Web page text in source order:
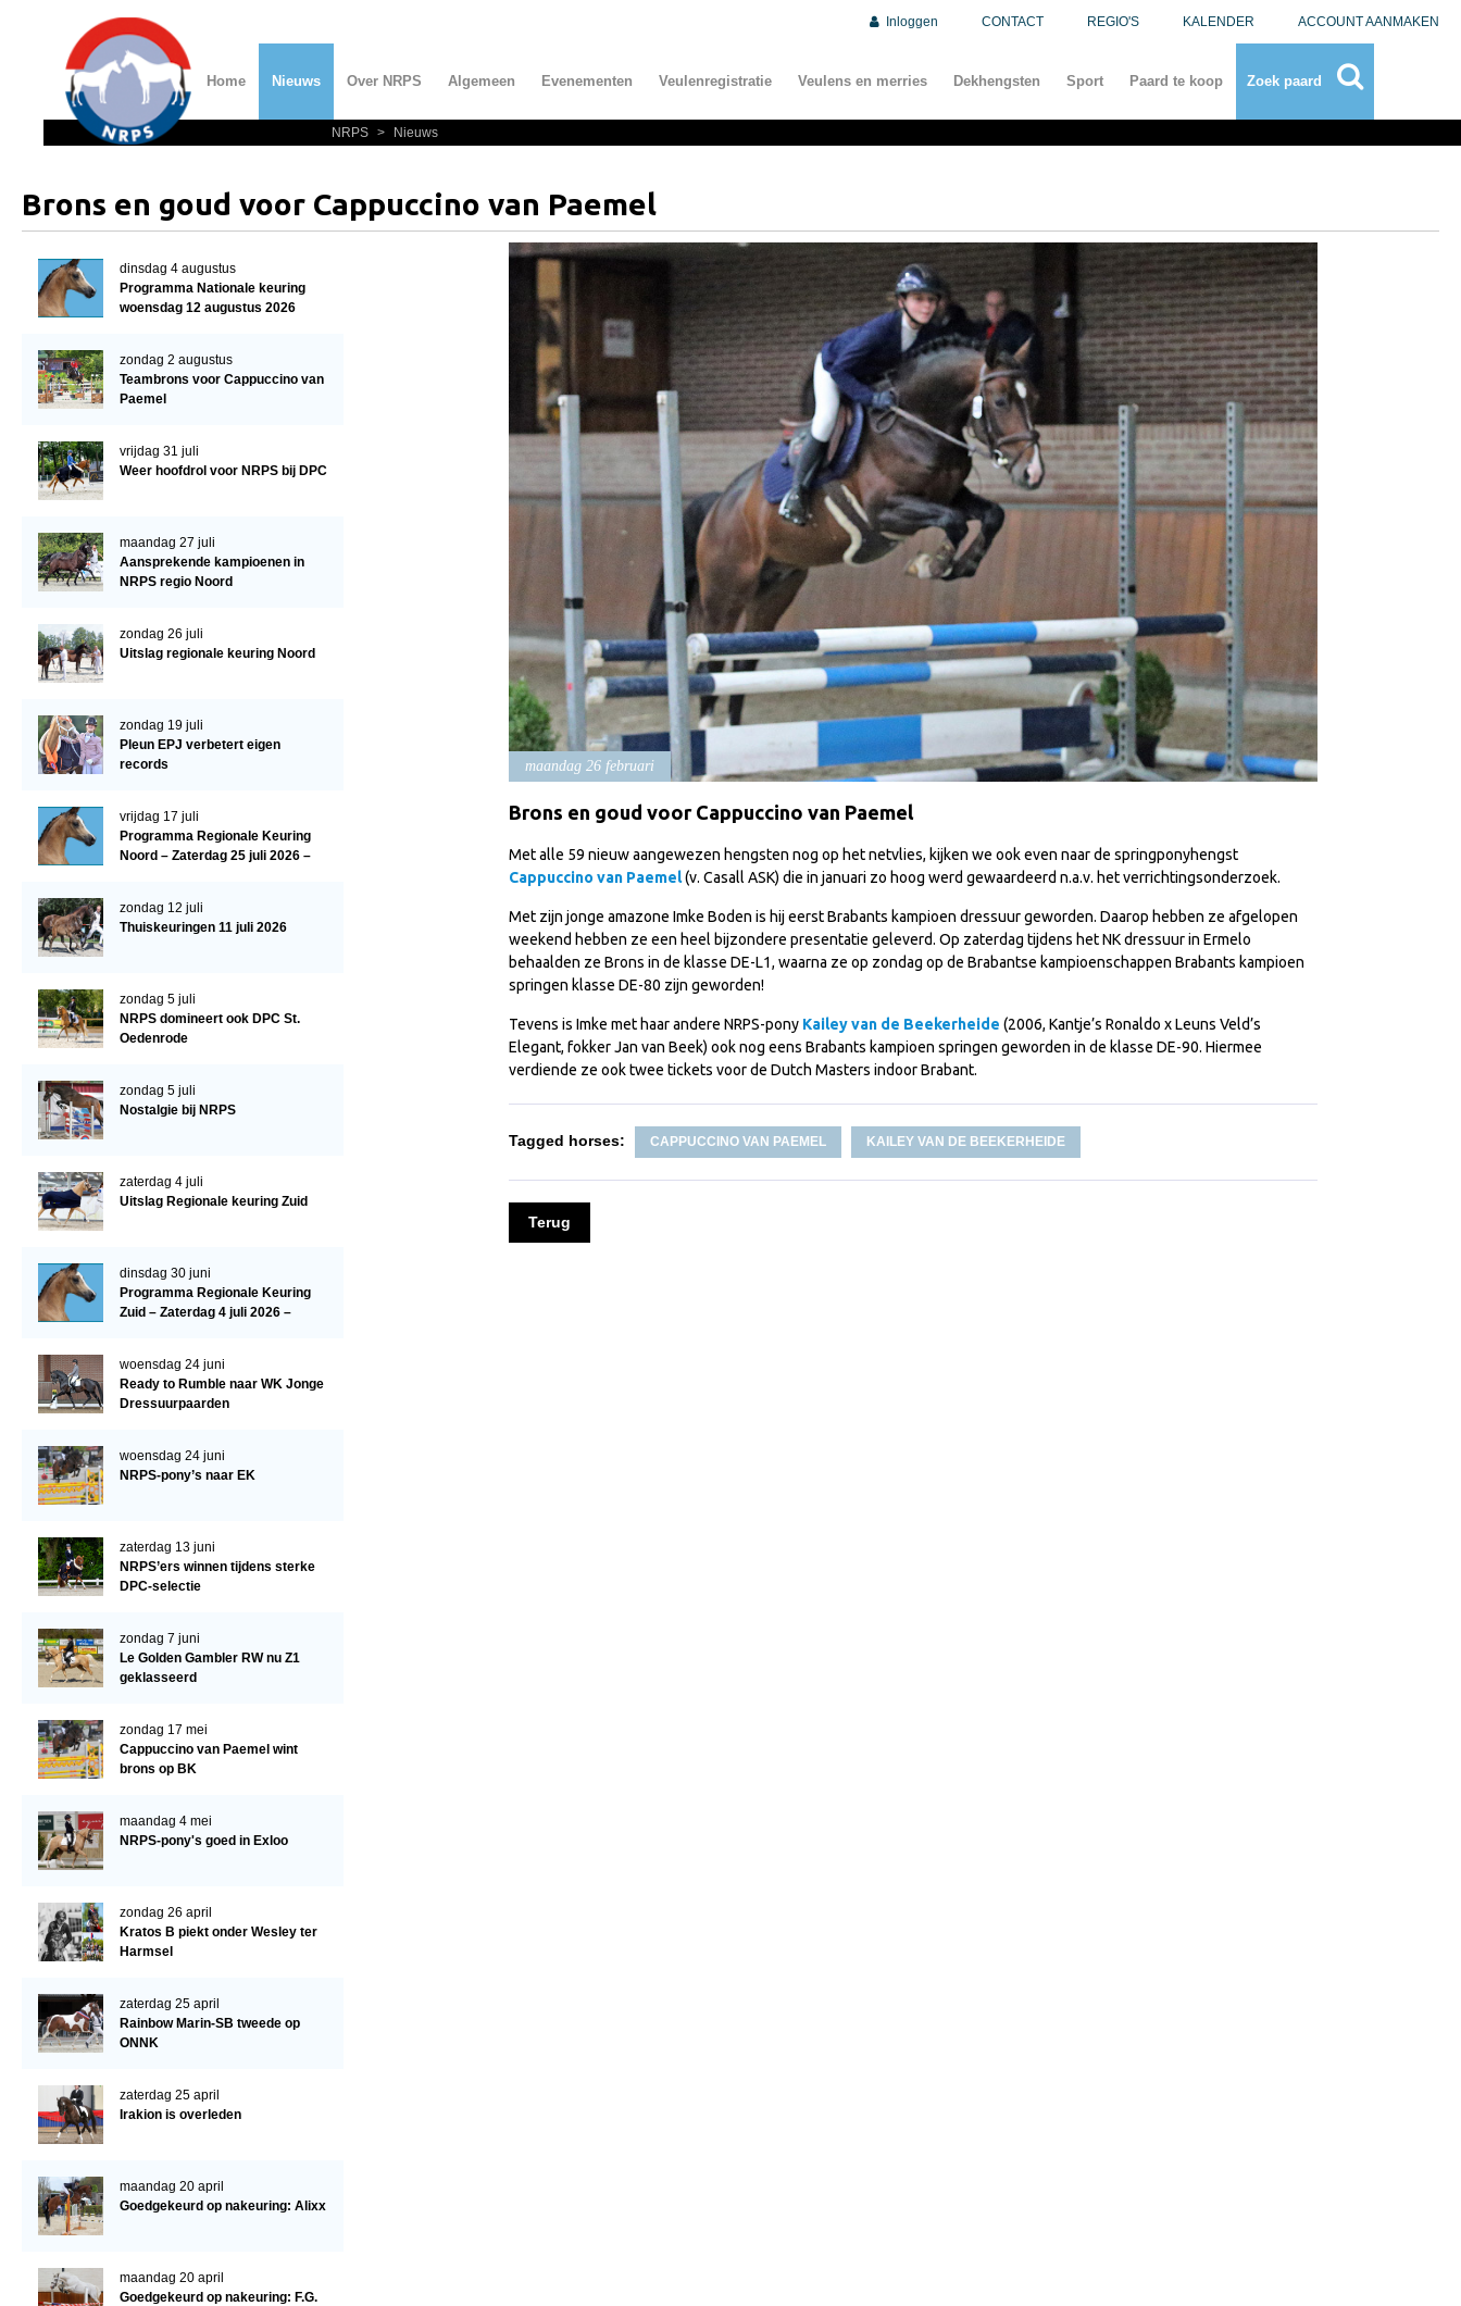
Inloggen CONTACT REGIO'S KALENDER ACCOUNT AANMAKEN
Home Nieuws Over NRPS Algemeen Evenementen Veulenregistratie Veulens en merries Dekhengsten Sport Paard te koop Zoek paard
Over NRPS
Lidmaatschap NRPS
Lid worden
Statuten en reglementen
Privacyverklaring
Algemeen
Import registratie
Veulenregistratie
I&R Registratie
Informatie overschrijven paspoort
Animal Health Regulation
Marktplaats
Tarievenlijst
Veel gestelde vragen
Webshop
NRPS Select Sale
Hengstenkeuring
Late Veulenkeuring
Wereldkampioenschap Jonge Paarden
Evenementen
Arabissimo
Veulenregistratie
Veulens en merries
Zoek een NRPS paard
Informatie aan je paard of pony toevoegen
Onze fokkerij
Fokkerij informatie
Fokprogramma's en registratie
Veulen registratie
Predicaten
Cornage
WBSFH
Zoek een hengst
Hengstenselectie
Informatie Hengstenkeuring
Verrichtingsonderzoek NRPS
NRPS > Nieuws
Brons en goud voor Cappuccino van Paemel
maandag 26 februari
Brons en goud voor Cappuccino van Paemel
Met alle 59 nieuw aangewezen hengsten nog op het netvlies, kijken we ook even naar de springponyhengst
Cappuccino van Paemel(v. Casall ASK) die in januari zo hoog werd gewaardeerd n.a.v. het verrichtingsonderzoek.
Met zijn jonge amazone Imke Boden is hij eerst Brabants kampioen dressuur geworden. Daarop hebben ze afgelopen
weekend hebben ze een heel bijzondere presentatie geleverd. Op zaterdag tijdens het NK dressuur in Ermelo
behaalden ze Brons in de klasse DE-L1, waarna ze op zondag op de Brabantse kampioenschappen Brabants kampioen
springen klasse DE-80 zijn geworden!
Tevens is Imke met haar andere NRPS-pony Kailey van de Beekerheide (2006, Kantje’s Ronaldo x Leuns Veld’s
Elegant, fokker Jan van Beek) ook nog eens Brabants kampioen springen geworden in de klasse DE-90. Hiermee
verdiende ze ook twee tickets voor de Dutch Masters indoor Brabant.
Tagged horses: CAPPUCCINO VAN PAEMEL KAILEY VAN DE BEEKERHEIDE
Terug
dinsdag 4 augustus
Programma Nationale keuring
woensdag 12 augustus 2026
zondag 2 augustus
Teambrons voor Cappuccino van
Paemel
vrijdag 31 juli
Weer hoofdrol voor NRPS bij DPC
maandag 27 juli
Aansprekende kampioenen in
NRPS regio Noord
zondag 26 juli
Uitslag regionale keuring Noord
zondag 19 juli
Pleun EPJ verbetert eigen
records
vrijdag 17 juli
Programma Regionale Keuring
Noord – Zaterdag 25 juli 2026 –
zondag 12 juli
Thuiskeuringen 11 juli 2026
zondag 5 juli
NRPS domineert ook DPC St.
Oedenrode
zondag 5 juli
Nostalgie bij NRPS
zaterdag 4 juli
Uitslag Regionale keuring Zuid
dinsdag 30 juni
Programma Regionale Keuring
Zuid – Zaterdag 4 juli 2026 –
woensdag 24 juni
Ready to Rumble naar WK Jonge
Dressuurpaarden
woensdag 24 juni
NRPS-pony’s naar EK
zaterdag 13 juni
NRPS’ers winnen tijdens sterke
DPC-selectie
zondag 7 juni
Le Golden Gambler RW nu Z1
geklasseerd
zondag 17 mei
Cappuccino van Paemel wint
brons op BK
maandag 4 mei
NRPS-pony's goed in Exloo
zondag 26 april
Kratos B piekt onder Wesley ter
Harmsel
zaterdag 25 april
Rainbow Marin-SB tweede op
ONNK
zaterdag 25 april
Irakion is overleden
maandag 20 april
Goedgekeurd op nakeuring: Alixx
maandag 20 april
Goedgekeurd op nakeuring: F.G.